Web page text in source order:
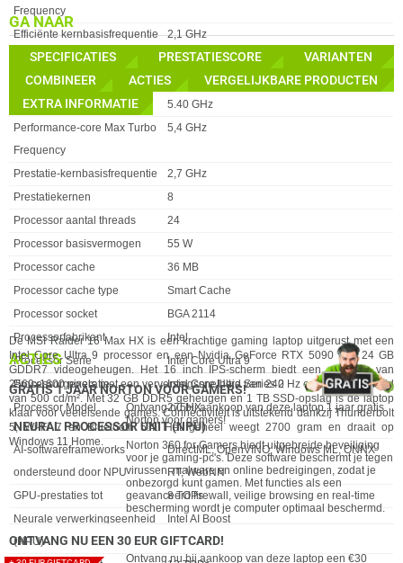
De MSI Raider 16 Max HX is een krachtige gaming laptop uitgerust met een
Intel Core Ultra 9 processor en een Nvidia GeForce RTX 5090 met 24 GB
GDDR7 videogeheugen. Het 16 inch IPS-scherm biedt een resolutie van
2560x1600 pixels met een verversingssnelheid van 240 Hz en een helderheid
van 500 cd/m². Met 32 GB DDR5 geheugen en 1 TB SSD-opslag is de laptop
klaar voor veeleisende games. Connectiviteit is uitstekend dankzij Thunderbolt
5, Wi-Fi 7 en Bluetooth 5.4. Het geheel weegt 2700 gram en draait op
Windows 11 Home.
GA NAAR
SPECIFICATIES PRESTATIESCORE
VARIANTEN
COMBINEER
ACTIES
VERGELIJKBARE PRODUCTEN
EXTRA INFORMATIE
Frequency
Efficiënte kernbasisfrequentie
2,1 GHz
Efficiënte kernen
16
Maximaal turbovermogen
160 W
Processor Snelheid
5.40 GHz
Performance-core Max Turbo
Frequency
5,4 GHz
Prestatie-kernbasisfrequentie
2,7 GHz
Prestatiekernen
8
Processor aantal threads
24
Processor basisvermogen
55 W
Processor cache
36 MB
Processor cache type
Smart Cache
Processor socket
BGA 2114
Processorfabrikant
Intel
Processor Serie
Intel Core Ultra 9
Processorgeneratie
Intel Core Ultra Series 2
Processor Model
275HX
NEURAL PROCESSOR UNIT (NPU)
Eigenschap Waarde
AI-softwareframeworks
ondersteund door NPU
DirectML, OpenVINO, Windows ML, ONNX
RT, WebNN
GPU-prestaties tot
8 TOPs
Neurale verwerkingseenheid
(NPU)
Intel AI Boost
ACTIES
GRATIS 1 JAAR NORTON VOOR GAMERS!
Ontvang nu bij aankoop van deze laptop 1 jaar gratis
Norton voor gamers!
Norton 360 for Gamers biedt uitgebreide beveiliging
voor je gaming-pc's. Deze software beschermt je tegen
virussen, malware en online bedreigingen, zodat je
onbezorgd kunt gamen. Met functies als een
geavanceerd firewall, veilige browsing en real-time
bescherming wordt je computer optimaal beschermd.
ONTVANG NU EEN 30 EUR GIFTCARD!
Ontvang nu bij aankoop van deze laptop een €30